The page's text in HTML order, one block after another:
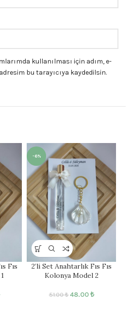
kullanılması için adım, e-
bu tarayıcıya kaydedilsin.
Fıs
-6%
2’li Set Anahtarlık Fıs Fıs
Kolonya Model 2
51.00₺ 48.00₺